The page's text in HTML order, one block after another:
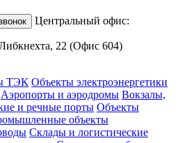
Центральный офис:
22 (Офис 604)
ТЭК Объекты электроэнергетики
Аэропорты и аэродромы Вокзалы,
и речные порты Объекты
объекты
Склады и логистические